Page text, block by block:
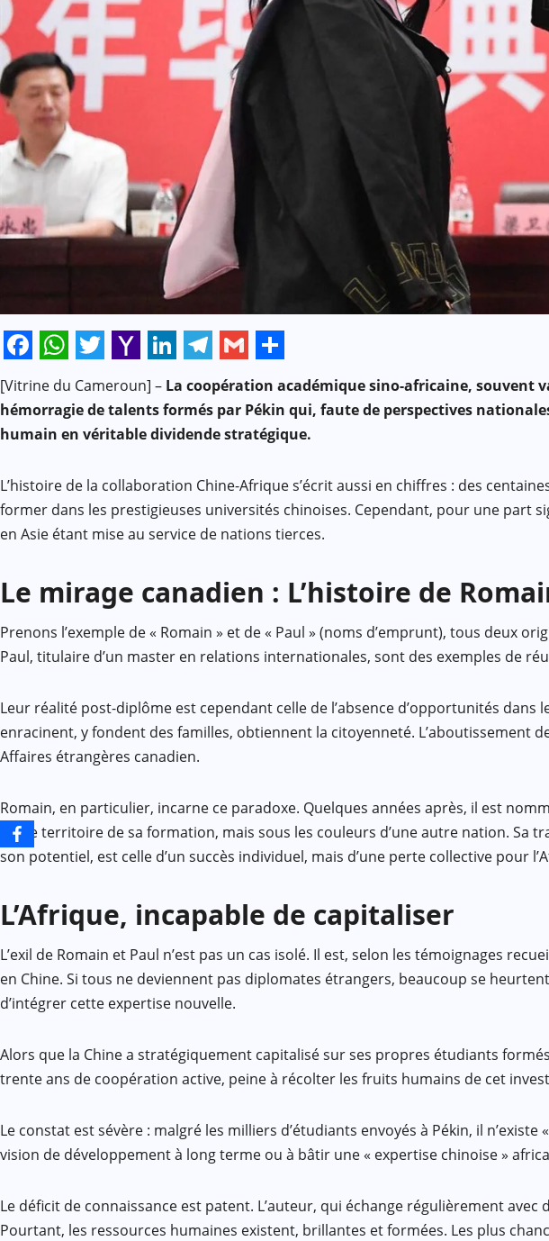
Facebook
WhatsApp
Twitter
Yahoo
Mail
LinkedIn
Telegram
Gmail
Share
[Vitrine du Cameroun] – La coopération académique sino-africaine, souvent
hémorragie de talents formés par Pékin qui, faute de perspectives
humain en véritable dividende stratégique.
L’histoire de la collaboration Chine-Afrique s’écrit aussi en chiffres : des
former dans les prestigieuses universités chinoises. Cependant, pour une part
en Asie étant mise au service de nations tierces.
Le mirage canadien : L’histoire de
Prenons l’exemple de « Romain » et de « Paul » (noms d’emprunt), tous deux
Paul, titulaire d’un master en relations internationales, sont des exemples de
Leur réalité post-diplôme est cependant celle de l’absence d’opportunités
enracinent, y fondent des familles, obtiennent la citoyenneté.
Affaires étrangères canadien.
Romain, en particulier, incarne ce paradoxe. Quelques années après, il est
sur le territoire de sa formation, mais sous les couleurs d’une autre nation.
son potentiel, est celle d’un succès individuel, mais d’une perte collective pour
L’Afrique, incapable de capitaliser
L’exil de Romain et Paul n’est pas un cas isolé. Il est, selon les témoignages
en Chine. Si tous ne deviennent pas diplomates étrangers, beaucoup se
d’intégrer cette expertise nouvelle.
Alors que la Chine a stratégiquement capitalisé sur ses propres étudiants
trente ans de coopération active, peine à récolter les fruits humains de cet
Le constat est sévère : malgré les milliers d’étudiants envoyés à Pékin, il
vision de développement à long terme ou à bâtir une « expertise chinoise »
Le déficit de connaissance est patent. L’auteur, qui échange régulièrement
Pourtant, les ressources humaines existent, brillantes et formées. Les plus